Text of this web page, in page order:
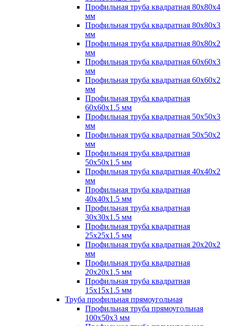
Профильная труба квадратная 80х80х4
мм
Профильная труба квадратная 80х80х3
мм
Профильная труба квадратная 80х80х2
мм
Профильная труба квадратная 60х60х3
мм
Профильная труба квадратная 60х60х2
мм
Профильная труба квадратная
60х60х1.5 мм
Профильная труба квадратная 50х50х3
мм
Профильная труба квадратная 50х50х2
мм
Профильная труба квадратная
50х50х1.5 мм
Профильная труба квадратная 40х40х2
мм
Профильная труба квадратная
40х40х1.5 мм
Профильная труба квадратная
30х30х1.5 мм
Профильная труба квадратная
25х25х1.5 мм
Профильная труба квадратная 20х20х2
мм
Профильная труба квадратная
20х20х1.5 мм
Профильная труба квадратная
15х15х1.5 мм
Труба профильная прямоугольная
Профильная труба прямоугольная
100х50х3 мм